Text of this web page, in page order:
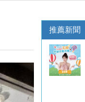
推薦新聞